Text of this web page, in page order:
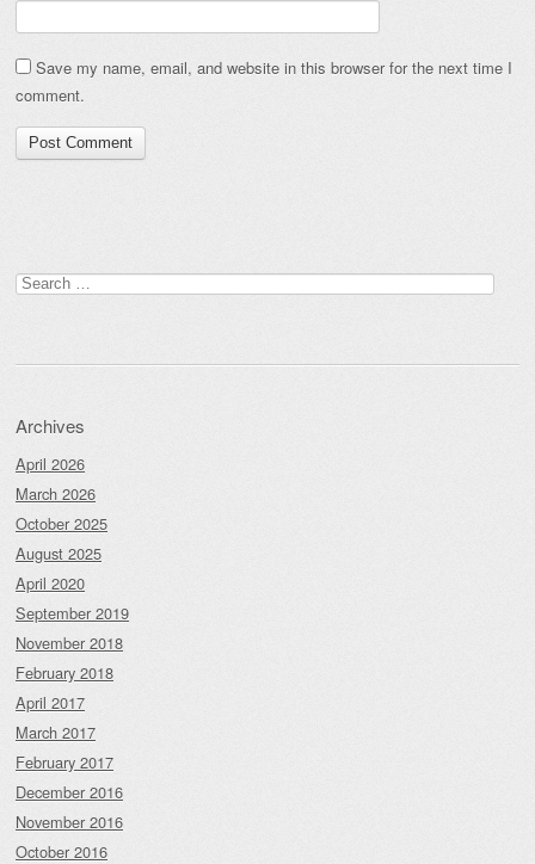
Save my name, email, and website in this browser for the next time I
comment.
Search
for:
Archives
April 2026
March 2026
October 2025
August 2025
April 2020
September 2019
November 2018
February 2018
April 2017
March 2017
February 2017
December 2016
November 2016
October 2016